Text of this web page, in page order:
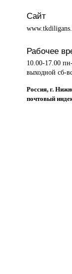
Сайт
Рабочее
10.00-17.00
выходной сб-
Россия, г.
почтовый